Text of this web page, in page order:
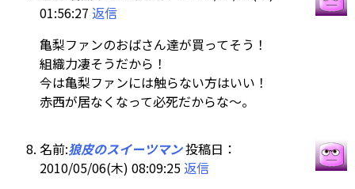
01:56:27 返信
亀梨ファンのおばさん達が買ってそう！
組織力凄そうだから！
今は亀梨ファンには触らない方はいい！
赤西が居なくなって必死だからな～。
名前:狼皮のスイーツマン投稿日：
2010/05/06(木) 08:09:25返信